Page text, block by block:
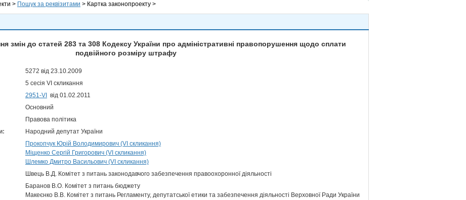
> Пошук за реквізитами > Картка законопроекту >
змін до статей 283 та 308 Кодексу України про адміністративні правопорушення щодо сплати
подвійного розміру штрафу
5272 від 23.10.2009
5 сесія VI скликання
2951-VI
від 01.02.2011
Основний
Правова політика
Народний депутат України
Прокопчук Юрій Володимирович (VI скликання)
Міщенко Сергій Григорович (VI скликання)
Шлемко Дмитро Васильович (VI скликання)
Швець В.Д. Комітет з питань законодавчого забезпечення правоохоронної діяльності
Баранов В.О. Комітет з питань бюджету
Макеєнко В.В. Комітет з питань Регламенту, депутатської етики та забезпечення діяльності Верховної Ради України